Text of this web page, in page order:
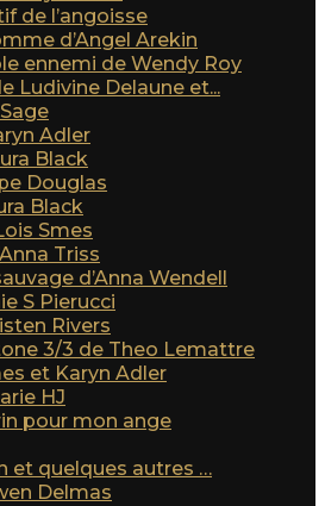
de l’angoisse
d’Angel Arekin
ennemi de Wendy Roy
Ludivine Delaune et...
Adler
Black
Douglas
Black
Smes
Triss
d’Anna Wendell
S Pierucci
Rivers
3/3 de Theo Lemattre
et Karyn Adler
HJ
pour mon ange
et quelques autres …
Delmas